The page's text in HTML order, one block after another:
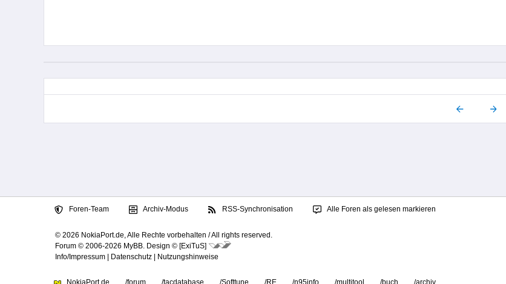
Foren-Team Archiv-Modus RSS-Synchronisation Alle Foren als gelesen markieren
© 2026 NokiaPort.de, Alle Rechte vorbehalten /All rights reserved.
Forum © 2006-2026 MyBB
Design © [ExiTuS]
Info/Impressum
Datenschutz Nutzungshinweise
NokiaPort.de /forum /tacdatabase /Softtune /RE /n95info /multitool /buch /archiv